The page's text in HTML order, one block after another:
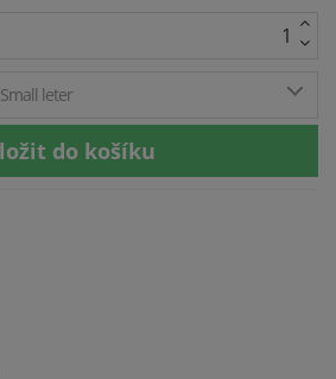
Small leter